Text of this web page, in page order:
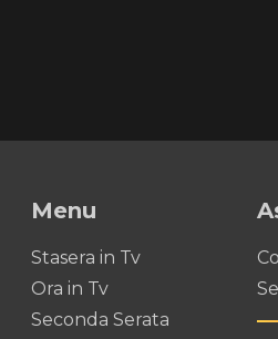
Menu
Stasera in Tv
Ora in Tv
Seconda Serata